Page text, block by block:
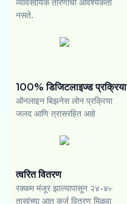
व्यावसायिक तारणाची आवश्यकता
नसते.
100% डिजिटलाइज्ड प्रक्रिया
ऑनलाइन बिझनेस लोन प्रक्रिया
जलद आणि त्रासरहित आहे
त्वरित वितरण
रक्कम मंजूर झाल्यापासून २४-४৮
तासांच्या आत कर्ज वितरण मिळवा